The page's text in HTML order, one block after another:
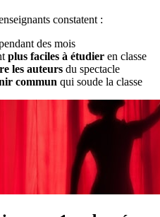
constatent :
des mois
plus faciles à étudier en classe
les auteurs du spectacle
commun qui soude la classe